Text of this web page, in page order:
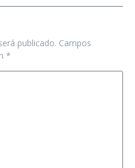
publicado. Campos
*